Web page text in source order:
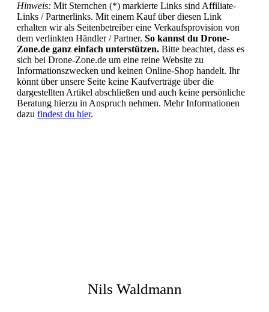
Hinweis: Mit Sternchen (*) markierte Links sind Affiliate-
Links / Partnerlinks. Mit einem Kauf über diesen Link
erhalten wir als Seitenbetreiber eine Verkaufsprovision von
dem verlinkten Händler / Partner. So kannst du Drone-
Zone.de ganz einfach unterstützen. Bitte beachtet, dass es
sich bei Drone-Zone.de um eine reine Website zu
Informationszwecken und keinen Online-Shop handelt. Ihr
könnt über unsere Seite keine Kaufverträge über die
dargestellten Artikel abschließen und auch keine persönliche
Beratung hierzu in Anspruch nehmen. Mehr Informationen
dazu findest du hier.
Nils Waldmann